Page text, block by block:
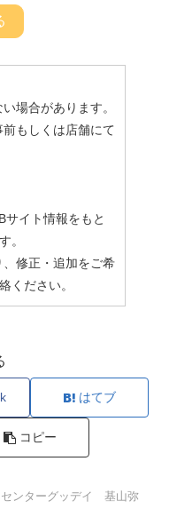
場合があります。
もしくは店舗にて
サイト情報をもと
。
修正・追加をご希
ください。
はてブ
コピー
センターグッデイ 基山弥